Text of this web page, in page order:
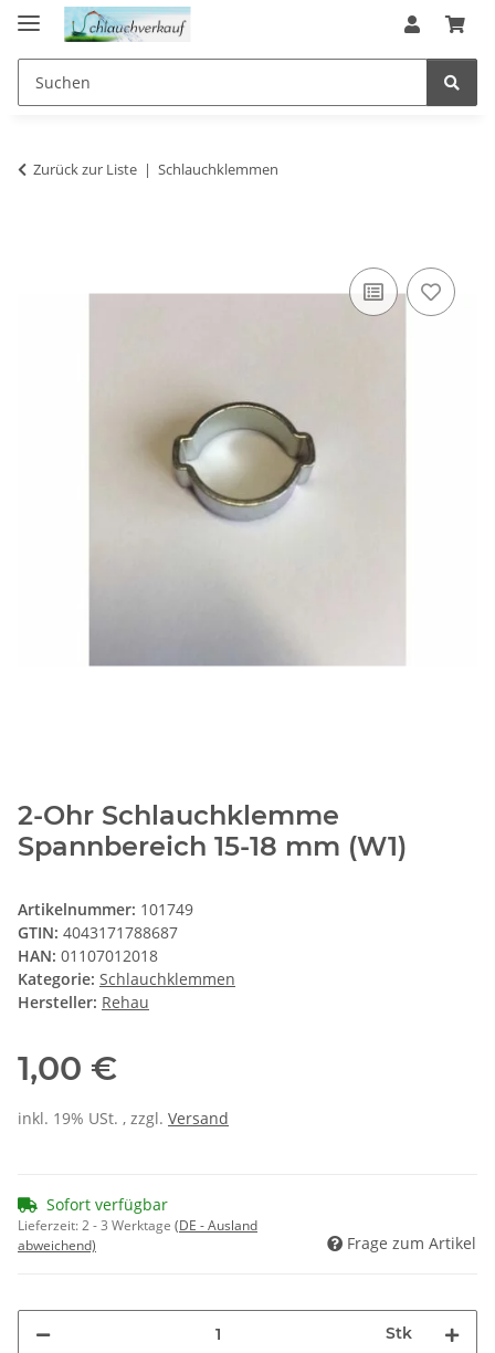
Zurück zur Liste Schlauchklemmen
2-Ohr Schlauchklemme
Spannbereich 15-18 mm (W1)
Artikelnummer: 101749
GTIN: 4043171788687
HAN: 01107012018
Kategorie: Schlauchklemmen
Hersteller: Rehau
1,00 €
inkl. 19% USt. , zzgl. Versand
Sofort verfügbar
Lieferzeit:2 - 3 Werktage (DE - Ausland
abweichend)
Frage zum Artikel
Stk